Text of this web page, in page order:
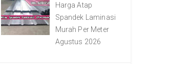
Harga Atap
Spandek Laminasi
Murah Per Meter
Agustus 2026